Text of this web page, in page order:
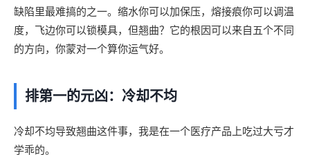
缺陷里最难搞的之一。缩水你可以加保压，熔接痕你可以调温
度，飞边你可以锁模具，但翘曲？它的根因可以来自五个不同
的方向，你蒙对一个算你运气好。
排第一的元凶：冷却不均
冷却不均导致翘曲这件事，我是在一个医疗产品上吃过大亏才
学乖的。